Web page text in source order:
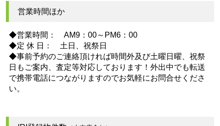
営業時間ほか
◆営業時間： AM9：00～PM6：00
◆定 休 日： 土日、祝祭日
◆事前予約のご連絡頂ければ時間外及び土曜日曜、祝祭
日もご案内、査定等対応しております！外出中でも転送
で携帯電話につながりますのでお気軽にお問合せくださ
い。